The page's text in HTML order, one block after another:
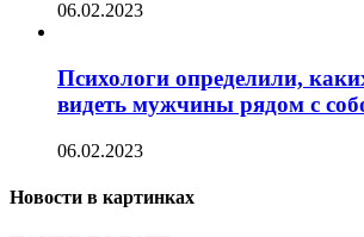
06.02.2023
Психологи определили,
видеть мужчины рядом с
06.02.2023
Новости в картинках